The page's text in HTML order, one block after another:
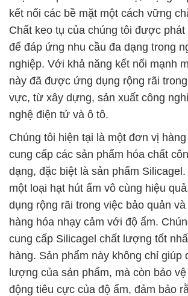
này đã được ứng dụng rộng rãi
vực, từ xây dựng, sản xuất công
nghệ điện tử và ô tô.
Chúng tôi hiện tại là một đơn vị hàng
cung cấp các sản phẩm hóa chất
dạng, đặc biệt là sản phẩm
một loại hạt hút ẩm vô cùng hiệu
dụng rộng rãi trong việc bảo quản và
hàng hóa nhạy cảm với độ ẩm.
cung cấp Silicagel chất lượng tốt
hàng. Sản phẩm này không chỉ giúp
lượng của sản phẩm, mà còn bảo vệ
động tiêu cực của độ ẩm, đảm bảo
của bạn luôn được bảo quản tốt
Một trong những ưu điểm lớn của
kết về an toàn và bảo vệ môi
tuân thủ các quy định và tiêu chuẩn